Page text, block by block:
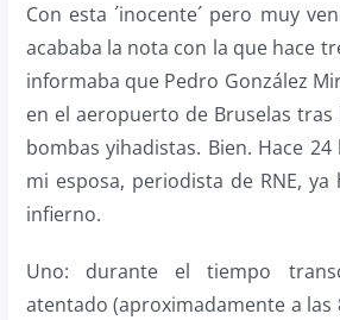
Con esta ´inocente´ pero muy
acababa la nota con la que hace
informaba que Pedro González
en el aeropuerto de Bruselas tras
bombas yihadistas. Bien. Hace
mi esposa, periodista de RNE,
infierno.
Uno: durante el tiempo
atentado (aproximadamente a las